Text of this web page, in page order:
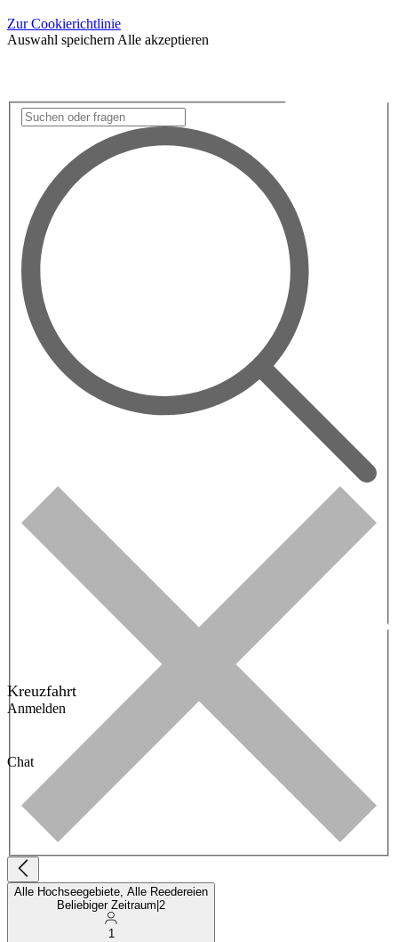
Zur Cookierichtlinie
Auswahl speichern Alle akzeptieren
Kreuzfahrt
Anmelden
Chat
Alle Hochseegebiete, Alle Reedereien
Beliebiger Zeitraum 2
1